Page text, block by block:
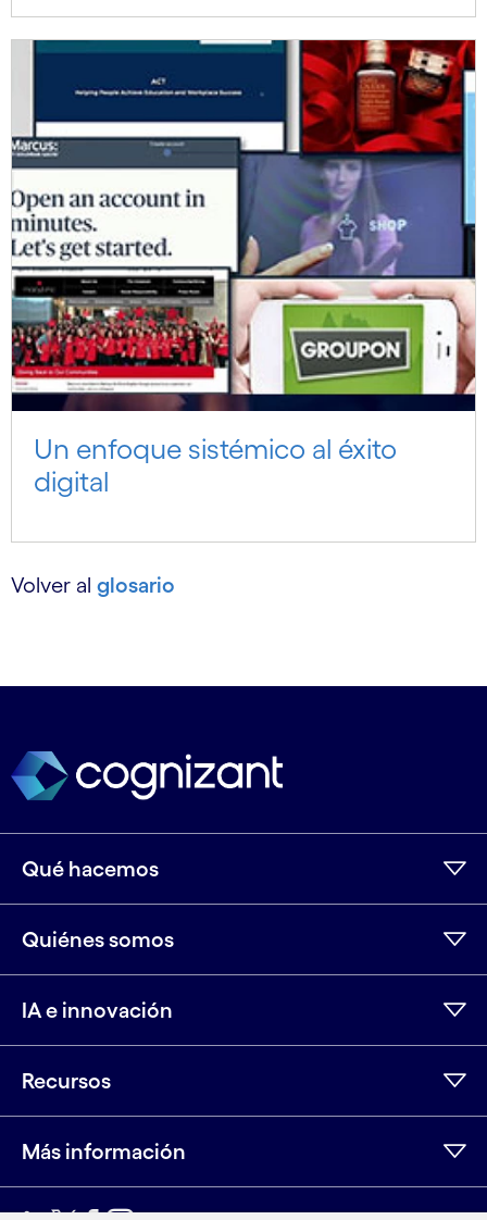
Un enfoque sistémico al éxito
digital
Volver al glosario
Qué hacemos
Quiénes somos
IA e innovación
Recursos
Más información